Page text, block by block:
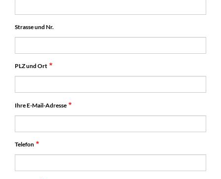
Strasse und Nr.
PLZ und Ort
Ihre E-Mail-Adresse
Telefon